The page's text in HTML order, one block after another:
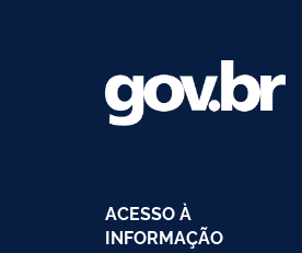
ACESSO À
INFORMAÇÃO